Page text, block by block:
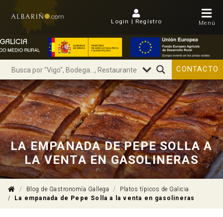
Login | Regístro Menú
CONTACTO
LA EMPANADA DE PEPE SOLLA A
LA VENTA EN GASOLINERAS
Blog de Gastronomía Gallega
Platos típicos de Galicia
La empanada de Pepe Solla a la venta en gasolineras